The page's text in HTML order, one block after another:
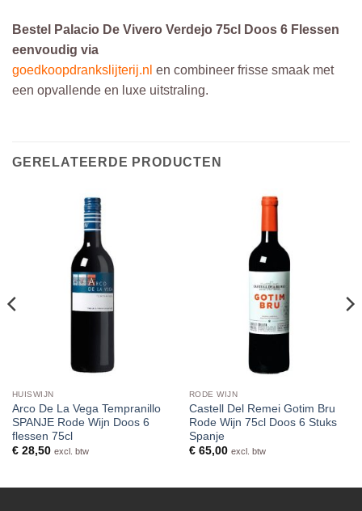
Bestel Palacio De Vivero Verdejo 75cl Doos 6 Flessen
eenvoudig via
goedkoopdrankslijterij.nl en combineer frisse smaak met
een opvallende en luxe uitstraling.
GERELATEERDE PRODUCTEN
HUISWIJN
Arco De La Vega Tempranillo
SPANJE Rode Wijn Doos 6
flessen 75cl
€28,50 excl. btw
RODE WIJN
Castell Del Remei Gotim Bru
Rode Wijn 75cl Doos 6 Stuks
Spanje
€65,00 excl. btw